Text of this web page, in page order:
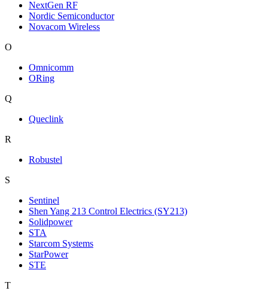
NextGen RF
Nordic Semiconductor
Novacom Wireless
O
Omnicomm
ORing
Q
Queclink
R
Robustel
S
Sentinel
Shen Yang 213 Control Electrics (SY213)
Solidpower
STA
Starcom Systems
StarPower
STE
T